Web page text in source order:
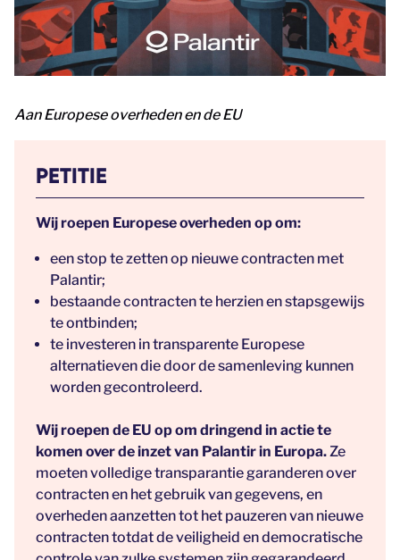
Aan Europese overheden en de EU
PETITIE
Wij roepen Europese overheden op om:
een stop te zetten op nieuwe contracten met
Palantir;
bestaande contracten te herzien en stapsgewijs
te ontbinden;
te investeren in transparente Europese
alternatieven die door de samenleving kunnen
worden gecontroleerd.
Wij roepen de EU op om dringend in actie te
komen over de inzet van Palantir in Europa.Ze
moeten volledige transparantie garanderen over
contracten en het gebruik van gegevens, en
overheden aanzetten tot het pauzeren van nieuwe
contracten totdat de veiligheid en democratische